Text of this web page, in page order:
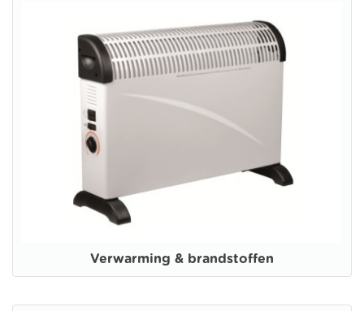
Verwarming & brandstoffen